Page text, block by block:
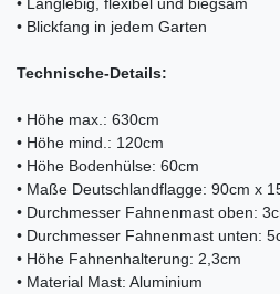
• Blickfang in jedem Garten
Technische-Details:
• Höhe max.: 630cm
• Höhe mind.: 120cm
• Höhe Bodenhülse: 60cm
• Maße Deutschlandflagge: 90cm x
• Durchmesser Fahnenmast oben:
• Durchmesser Fahnenmast unten:
• Höhe Fahnenhalterung: 2,3cm
• Material Mast: Aluminium